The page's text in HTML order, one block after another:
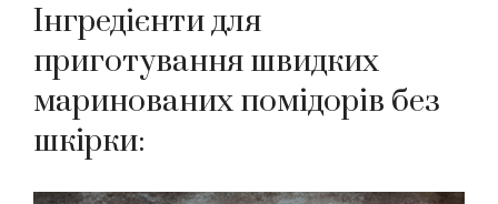
Інгредієнти для
приготування швидких
маринованих помідорів без
шкірки: